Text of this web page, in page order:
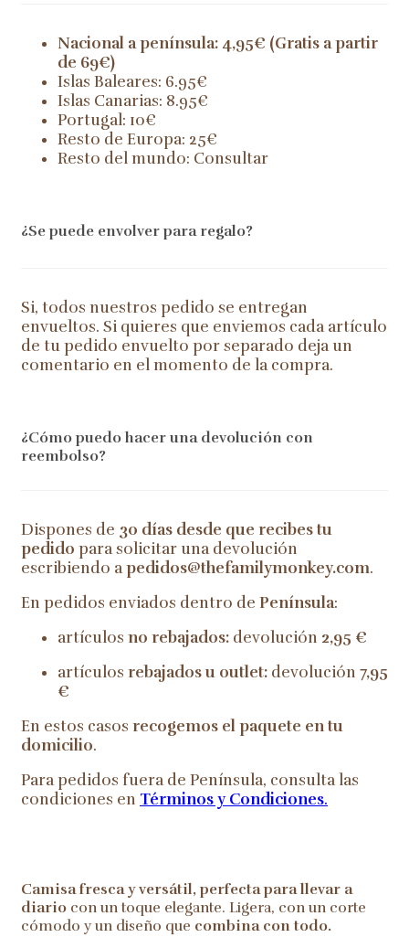
Nacional a península: 4,95€ (Gratis a partir
de 69€)
Islas Baleares: 6.95€
Islas Canarias: 8.95€
Portugal: 10€
Resto de Europa: 25€
Resto del mundo: Consultar
¿Se puede envolver para regalo?
Si, todos nuestros pedido se entregan
envueltos. Si quieres que enviemos cada artículo
de tu pedido envuelto por separado deja un
comentario en el momento de la compra.
¿Cómo puedo hacer una devolución con
reembolso?
Dispones de 30 días desde que recibes tu
pedido para solicitar una devolución
escribiendo apedidos@thefamilymonkey.com.
En pedidos enviados dentro de Península:
artículos no rebajados: devolución 2,95 €
artículos rebajados u outlet: devolución 7,95
€
En estos casos recogemos el paquete en tu
domicilio.
Para pedidos fuera de Península, consulta las
condiciones en Términos y Condiciones.
Camisa fresca y versátil, perfecta para llevar a
diario con un toque elegante. Ligera, con un corte
cómodo y un diseño que combina con todo.